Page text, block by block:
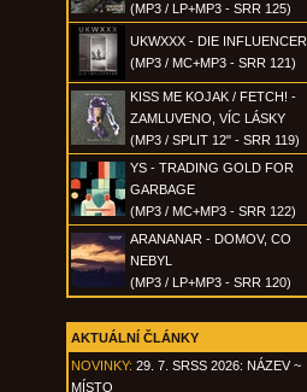
(MP3 / LP+MP3 - SRR 125)
UKWXXX - DIE INFLUENCER
(MP3 / MC+MP3 - SRR 121)
KISS ME KOJAK / FETCH! -
ZAMLUVENO, VÍC LÁSKY
(MP3 / SPLIT 12" - SRR 119)
YS - TRADING GOLD FOR
GARBAGE
(MP3 / MC+MP3 - SRR 122)
ARANANAR - DOMOV, CO
NEBYL
(MP3 / LP+MP3 - SRR 120)
AKTUÁLNÍ ČLÁNKY
NOVINKY: 29. 7. SRSS 2026: NÁZEV ~
MÍSTO